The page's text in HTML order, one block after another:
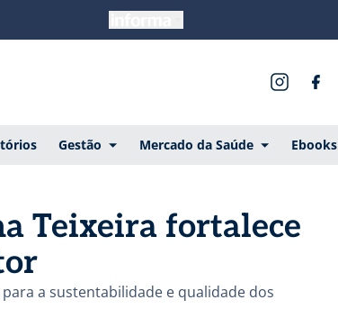
Gestão Mercado da Saúde Ebooks
Teixeira fortalece
a sustentabilidade e qualidade dos